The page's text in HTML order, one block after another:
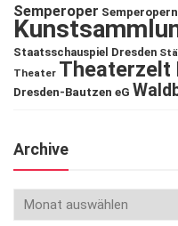
Semperoper
Staatsschauspiel Dresden
Theater Theaterzelt
Dresden-Bautzen eG
Archive